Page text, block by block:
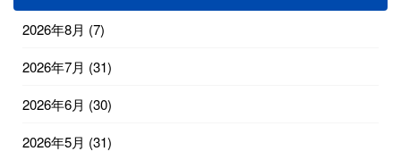
2026年8月 (7)
2026年7月 (31)
2026年6月 (30)
2026年5月 (31)